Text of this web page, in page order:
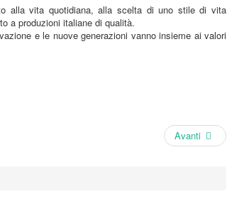
alla vita quotidiana, alla scelta di uno stile di vita
a produzioni italiane di qualità.
e le nuove generazioni vanno insieme ai valori
Avanti